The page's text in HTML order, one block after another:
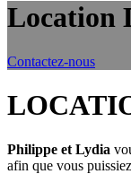
Location
Contactez-nous
Philippe et Lydia
afin que vous